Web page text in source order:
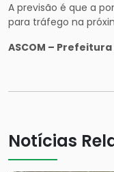
A previsão é que a
para tráfego na
ASCOM –
Notícias